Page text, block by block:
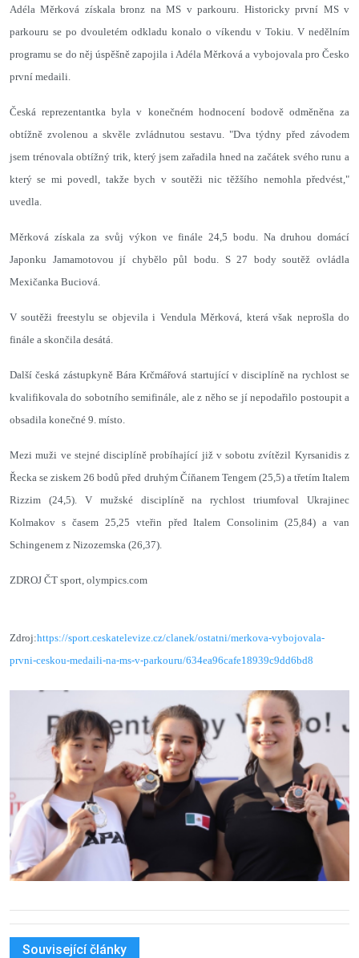
Adéla Měrková získala bronz na MS v parkouru. Historicky první MS v
parkouru se po dvouletém odkladu konalo o víkendu v Tokiu. V nedělním
programu se do něj úspěšně zapojila i Adéla Měrková a vybojovala pro Česko
první medaili.
Česká reprezentantka byla v konečném hodnocení bodově odměněna za
obtížně zvolenou a skvěle zvládnutou sestavu. "Dva týdny před závodem
jsem trénovala obtížný trik, který jsem zařadila hned na začátek svého runu a
který se mi povedl, takže bych v soutěži nic těžšího nemohla předvést,"
uvedla.
Měrková získala za svůj výkon ve finále 24,5 bodu. Na druhou domácí
Japonku Jamamotovou jí chybělo půl bodu. S 27 body soutěž ovládla
Mexičanka Buciová.
V soutěži freestylu se objevila i Vendula Měrková, která však neprošla do
finále a skončila desátá.
Další česká zástupkyně Bára Krčmářová startující v disciplíně na rychlost se
kvalifikovala do sobotního semifinále, ale z něho se jí nepodařilo postoupit a
obsadila konečné 9. místo.
Mezi muži ve stejné disciplíně probíhající již v sobotu zvítězil Kyrsanidis z
Řecka se ziskem 26 bodů před druhým Číňanem Tengem (25,5) a třetím Italem
Rizzim (24,5). V mužské disciplíně na rychlost triumfoval Ukrajinec
Kolmakov s časem 25,25 vteřin před Italem Consolinim (25,84) a van
Schingenem z Nizozemska (26,37).
ZDROJ ČT sport, olympics.com
Zdroj:https://sport.ceskatelevize.cz/clanek/ostatni/merkova-vybojovala-
prvni-ceskou-medaili-na-ms-v-parkouru/634ea96cafe18939c9dd6bd8
Související články